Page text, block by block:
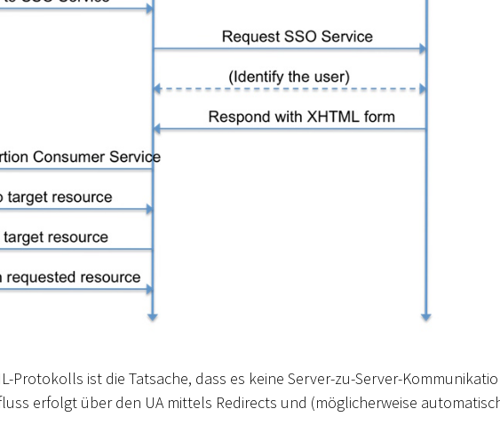
Protokolls ist die Tatsache, dass es keine Server-zu-Server-
erfolgt über den UA mittels Redirects und (möglicherweise